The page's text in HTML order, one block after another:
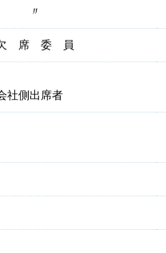
〃
席 委 員
社側出席者